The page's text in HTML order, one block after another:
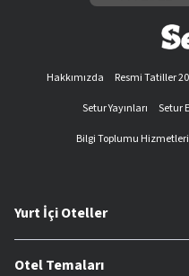
Hakkımızda Resmi Tatiller
Setur Yayınları
Setur
Bilgi Toplumu Hizmetleri
Yurt İçi Oteller
Otel Temaları